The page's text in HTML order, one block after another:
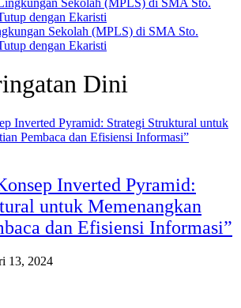
Sekolah (MPLS) di SMA Sto.
dengan Ekaristi
Dini
Inverted Pyramid:
untuk Memenangkan
dan Efisiensi Informasi”
13, 2024